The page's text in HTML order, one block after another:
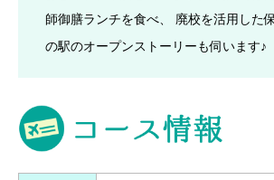
師御膳ランチを食べ、 廃校を活用した
の駅のオープンストーリーも伺います♪